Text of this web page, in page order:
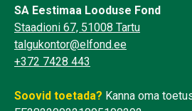
SA Eestimaa Looduse Fond
Staadioni 67, 51008 Tartu
talgukontor@elfond.ee
+372 7428 443
Soovid toetada? Kanna oma